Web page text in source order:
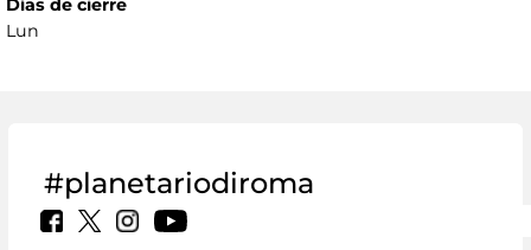
Días de cierre
Lun
#planetariodiroma